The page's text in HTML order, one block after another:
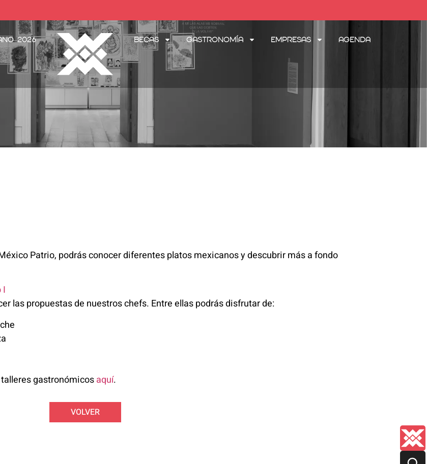
2026 Becas Gastronomía Empresas Agenda
Patrio, podrás conocer diferentes platos mexicanos y descubrir más a fondo
I
las propuestas de nuestros chefs. Entre ellas podrás disfrutar de:
gastronómicosaquí.
VOLVER